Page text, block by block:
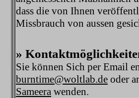
dass die von Ihnen
Missbrauch von aussen
»
Sie können Sich per Email
burntime@woltlab.de oder
Sameera wenden.